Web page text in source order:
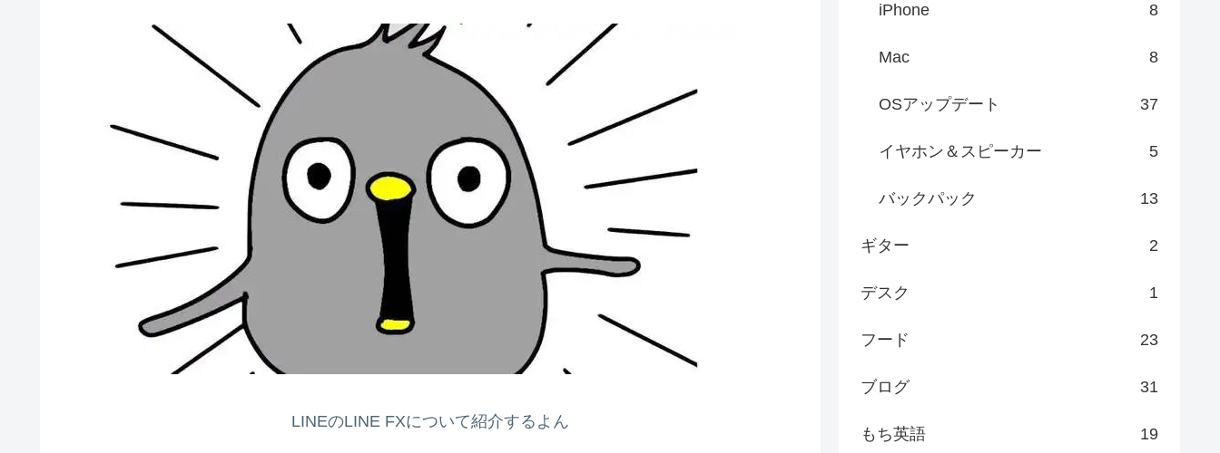
LINEのLINE FXについて紹介するよん
iPhone 8
Mac 8
OSアップデート 37
イヤホン＆スピーカー 5
バックパック 13
ギター 2
デスク 1
フード 23
ブログ 31
もち英語 19